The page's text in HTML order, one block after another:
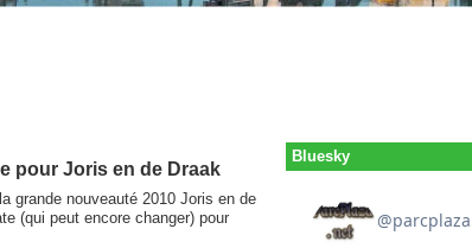
pour Joris en de Draak
grande nouveauté 2010 Joris en de
(qui peut encore changer) pour
Bluesky